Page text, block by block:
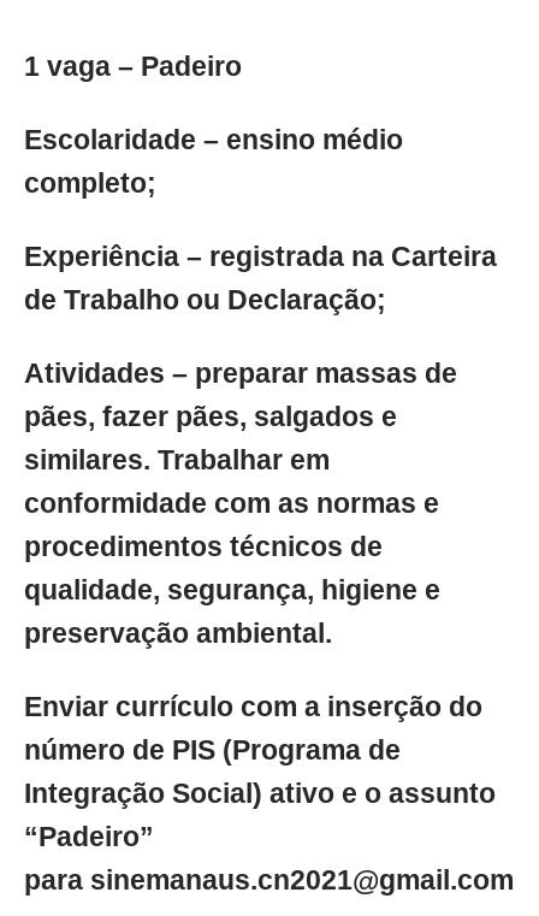
1 vaga – Padeiro
Escolaridade – ensino médio
completo;
Experiência – registrada na Carteira
de Trabalho ou Declaração;
Atividades – preparar massas de
pães, fazer pães, salgados e
similares. Trabalhar em
conformidade com as normas e
procedimentos técnicos de
qualidade, segurança, higiene e
preservação ambiental.
Enviar currículo com a inserção do
número de PIS (Programa de
Integração Social) ativo e o assunto
“Padeiro”
para sinemanaus.cn2021@gmail.com